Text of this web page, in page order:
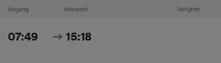
Avgang Ankomst Varighet
07:49 15:18